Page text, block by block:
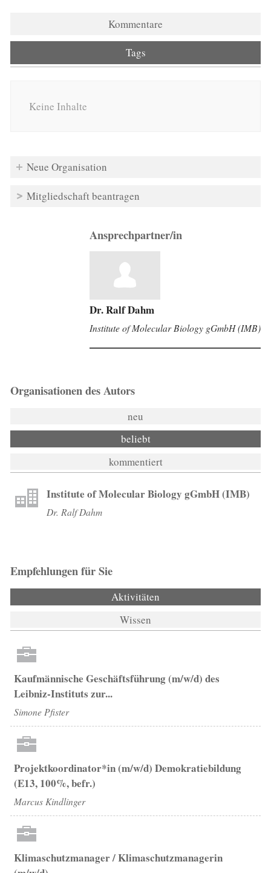
Kommentare
Tags
Keine Inhalte
Neue Organisation
Mitgliedschaft beantragen
Ansprechpartner/in
Dr. Ralf Dahm
Institute of Molecular Biology gGmbH (IMB)
Organisationen des Autors
neu
beliebt
kommentiert
Institute of Molecular Biology gGmbH (IMB)
Dr. Ralf Dahm
Empfehlungen für Sie
Aktivitäten
Wissen
Kaufmännische Geschäftsführung (m/w/d) des
Leibniz-Instituts zur...
Simone Pfister
Projektkoordinator*in (m/w/d) Demokratiebildung
(E13, 100%, befr.)
Marcus Kindlinger
Klimaschutzmanager / Klimaschutzmanagerin